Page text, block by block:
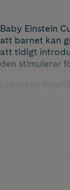
Baby Einstein
att barnet kan
att tidigt
den stimulerar
Leksaken